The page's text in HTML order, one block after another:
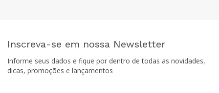
Inscreva-se em nossa Newsletter
Informe seus dados e fique por dentro de todas as novidades,
dicas, promoções e lançamentos